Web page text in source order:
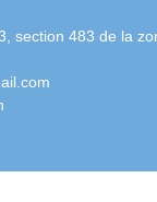
section 483 de la